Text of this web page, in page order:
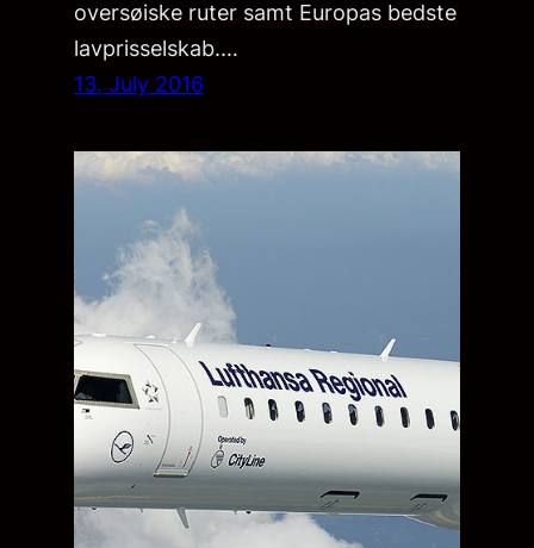
oversøiske ruter samt Europas bedste
lavprisselskab.…
13. July 2016